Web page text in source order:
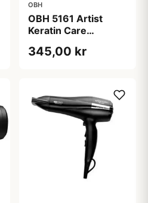
OBH
OBH 5161 Artist
Keratin Care
345,00 kr